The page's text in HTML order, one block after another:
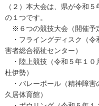
（２）本大会は、県が令和
の１つです。
※６つの競技大会（開催予
・フライングディスク（令
害者総合福祉センター）
・陸上競技（令和５年１０
杜伊勢）
・バレーボール（精神障害
久居体育館）